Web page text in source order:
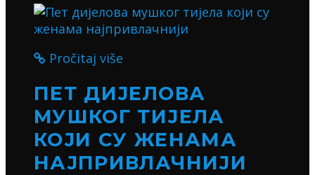
Pročitaj više
ПЕТ ДИЈЕЛОВА
МУШКОГ ТИЈЕЛА
КОЈИ СУ ЖЕНАМА
НАЈПРИВЛАЧНИЈИ